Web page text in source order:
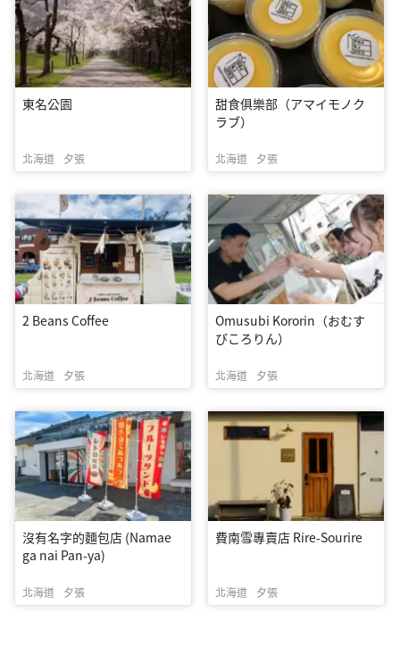
東名公園
北海道 夕張
甜食俱樂部（アマイモノク
ラブ）
北海道 夕張
2 Beans Coffee
北海道 夕張
Omusubi Kororin（おむす
びころりん）
北海道 夕張
沒有名字的麵包店 (Namae
ga nai Pan-ya)
北海道 夕張
費南雪專賣店 Rire-Sourire
北海道 夕張